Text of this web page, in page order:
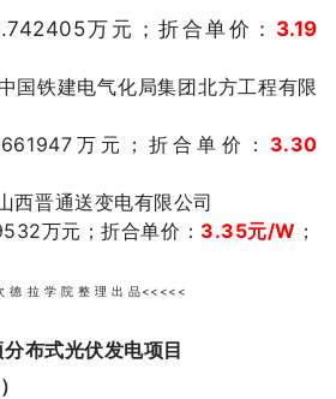
万元；折合单价： 3.19
国铁建电气化局集团北方工程有限
万元； 折合单价： 3.30
西晋通送变电有限公司
万元；折合单价： 3.35元/W ；
德 拉 学 院 整 理 出 品<<<<<
布式光伏发电项目